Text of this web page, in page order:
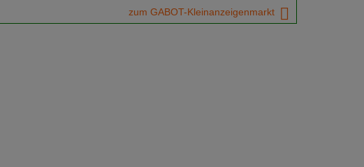
zum GABOT-Kleinanzeigenmarkt